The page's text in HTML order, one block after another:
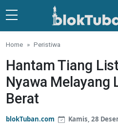
Skip to main content
Home Peristiwa
Hantam Tiang
Nyawa Melayang
Berat
blokTuban.com Kamis, 28